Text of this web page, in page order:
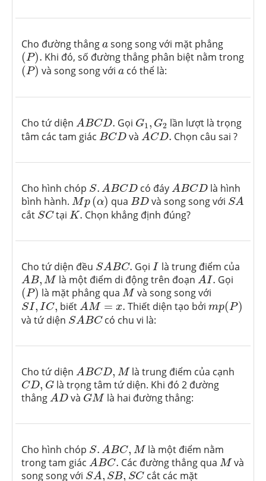
Cho đường thẳng a
asong song với mặt phẳng
(P).
(P). Khi đó, số đường thẳng phân biệt nằm trong
(P)
(P) và song song vớia
a có thể là:
Cho tứ diện ABCD.
A BCD. Gọi G1, G2
G1 G2 lần lượt là trọng
tâm các tam giác BCD
BCD và ACD.
ACD. Chọn câu sai ?
Cho hình chóp S. A BCD
S. B CD có đáy A BCD
ABCD là hình
bình hành. Mp (α)
Mp(α) qua BD
BD và song song với SA
SA
cắt SC
SC tạiK.
K. Chọn khẳng định đúng?
Cho tứ diện đều SA BC.
SABC. GọiI
I là trung điểm của
A B, M
AB,M là một điểm di động trên đoạn A I.
AI.
Gọi
(P)
(P) là mặt phẳng quaM
Mvà song song với
SI, IC,
SI,IC, biếtAM = x.
AM=x. Thiết diện tạo bởimp(P)
mp(P)
và tứ diện SABC
SABC có chu vi là:
Cho tứ diện ABCD,
A BCD, M
Mlà trung điểm của cạnh
CD,
CD, G
Glà trọng tâm tứ diện. Khi đó 2 đường
thẳng AD
AD và GM
GM là hai đường thẳng:
Cho hình chóp S. ABC,
S. B C, M
Mlà một điểm nằm
trong tam giác ABC.
ABC. Các đường thẳng qua M
Mvà
song song với SA, SB, SC
SA,SB,SC
cắt các mặt